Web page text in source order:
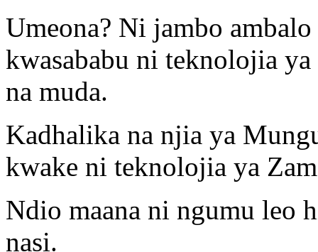
Umeona? Ni jambo
kwasababu ni teknolojia
na muda.
Kadhalika na njia ya
kwake ni teknolojia ya
Ndio maana ni ngumu leo
nasi.